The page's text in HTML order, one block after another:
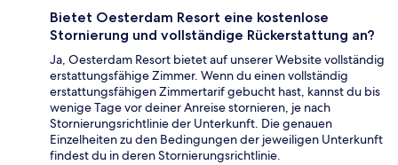
Bietet Oesterdam Resort eine kostenlose
Stornierung und vollständige Rückerstattung an?
Ja, Oesterdam Resort bietet auf unserer Website vollständig
erstattungsfähige Zimmer. Wenn du einen vollständig
erstattungsfähigen Zimmertarif gebucht hast, kannst du bis
wenige Tage vor deiner Anreise stornieren, je nach
Stornierungsrichtlinie der Unterkunft. Die genauen
Einzelheiten zu den Bedingungen der jeweiligen Unterkunft
findest du in deren Stornierungsrichtlinie.